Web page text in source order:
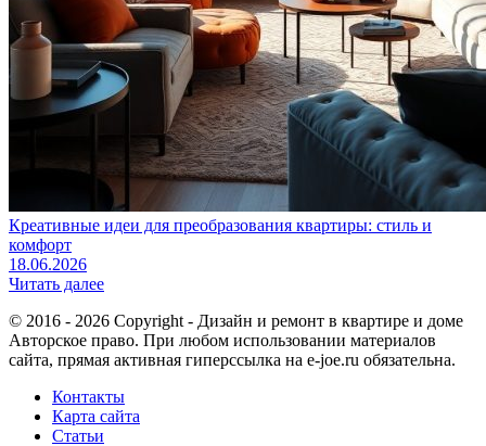
Креативные идеи для преобразования квартиры: стиль и
комфорт
18.06.2026
Читать далее
© 2016 - 2026 Copyright - Дизайн и ремонт в квартире и доме
Авторское право. При любом использовании материалов
сайта, прямая активная гиперссылка на e-joe.ru обязательна.
Контакты
Карта сайта
Статьи